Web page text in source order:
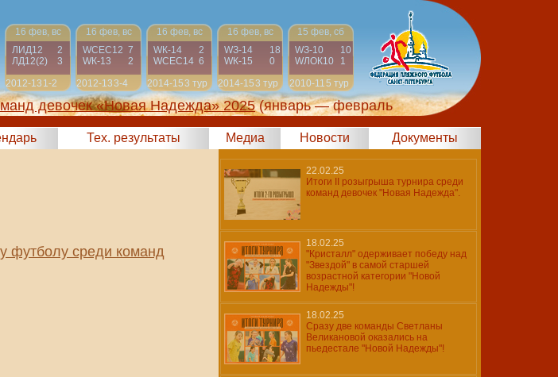
16 фев, вс
ЛИД12
2
ЛД12(2)
3
2012-13 1-2
16 фев, вс
WСЕС12 7
WК-13
2
2012-133-4
16 фев, вс
WК-14
2
WСЕС14 6
2014-153 тур
16 фев, вс
WЗ-14
18
WК-15
0
2014-153 тур
15 фев, сб
WЗ-10
10
WЛОК10
1
2010-115 тур
девочек «Новая Надежда» 2025 (январь — февраль
Тех. результаты Медиа Новости Документы
футболу среди команд
22.02.25
Итоги II розыгрыша турнира среди
команд девочек "Новая Надежда".
18.02.25
"Кристалл" одерживает победу над
"Звездой" в самой старшей
возрастной категории "Новой
Надежды"!
18.02.25
Сразу две команды Светланы
Великановой оказались на
пьедестале "Новой Надежды"!